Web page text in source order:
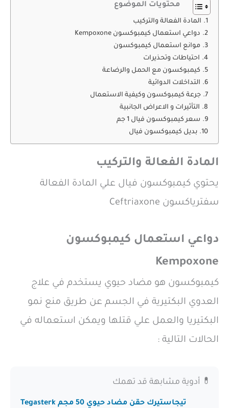
محتويات الموضوع
المادة الفعالة والتركيب
دواعي استعمال كيمبوكسون Kempoxone
موانع استعمال كيمبوكسون
احتياطات وتحذيرات
كيمبوكسون مع الحمل والرضاعة
التداخلات الدوائية
جرعة كيمبوكسون وكيفية الاستعمال
التأثيرات و الاعراض الجانبية
سعر كيمبوكسون فيال 1 جم
بديل كيمبوكسون فيال
المادة الفعالة والتركيب
يحتوي كيمبوكسون فيال علي المادة الفعالة
سفترياكسون Ceftriaxone
دواعي استعمال كيمبوكسون
Kempoxone
كيمبوكسون هو مضاد حيوي يستخدم في علاج
العدوي البكتيرية في الجسم عن طريق منع نمو
البكتيريا والعمل علي قتلها ويمكن استعماله في
الحالات التالية :
💊 أدوية مشابهة قد تهمك
تيجاستيرك حقن مضاد حيوي 50 مجم Tegasterk